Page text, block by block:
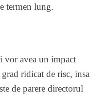
termen lung.
vor avea un impact
ridicat de risc, insa
de parere directorul